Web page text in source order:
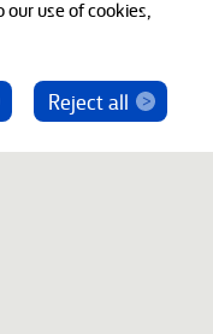
勧誘にご注意
our use of cookies,
Reject all